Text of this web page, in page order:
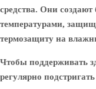
средства. Они
температурами,
термозащиту на
Чтобы поддерживать
регулярно